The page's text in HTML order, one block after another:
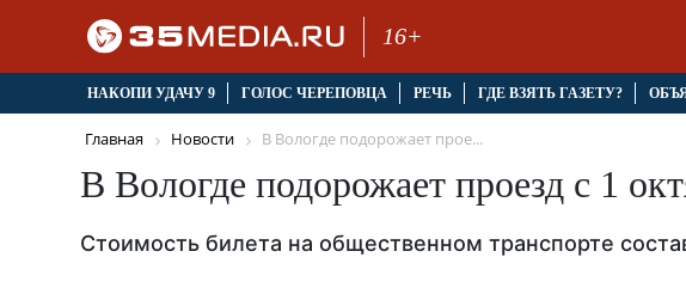
16+
НАКОПИ УДАЧУ 9 ГОЛОС ЧЕРЕПОВЦА РЕЧЬ ГДЕ ВЗЯТЬ ГАЗЕТУ?
Главная Новости В Вологде подорожает прое...
В Вологде подорожает проезд с 1
Стоимость билета на общественном транспорте